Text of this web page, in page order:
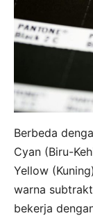
Berbeda
Cyan (Biru-
Yellow
warna
bekerja